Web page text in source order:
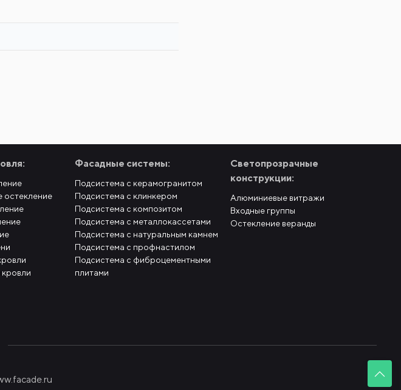
остекление
Фасадные системы:
Подсистема с керамогранитом
Подсистема с клинкером
Подсистема с композитом
Подсистема с металлокассетами
Подсистема с натуральным камнем
Подсистема с профнастилом
Подсистема с фиброцементными
плитами
Светопрозрачные
конструкции:
Алюминиевые витражи
Входные группы
Остекление веранды